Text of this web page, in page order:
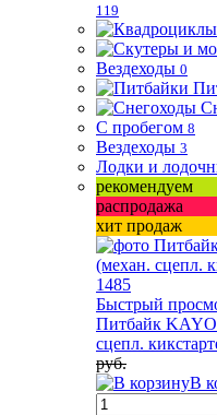
119
Вездеходы 0
С пробегом 8
Вездеходы 3
Лодки и
рекомендуем
распродажа
хит продаж
Быстрый
Питбайк
сцепл.
руб.
В